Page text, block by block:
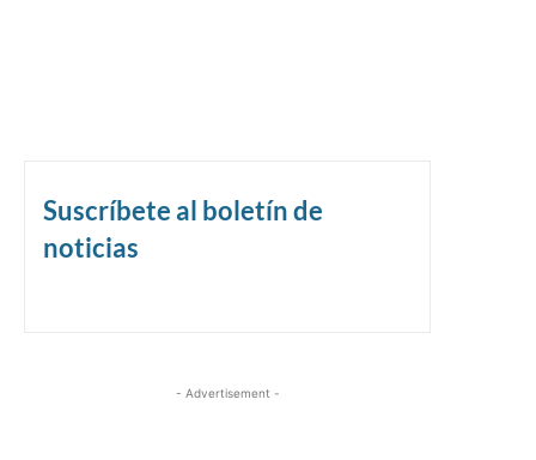
Suscríbete al boletín de
noticias
- Advertisement -